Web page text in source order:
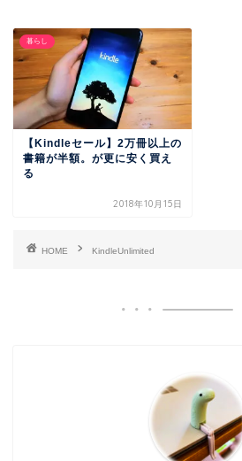
暮らし
【Kindleセール】2万冊以上の
書籍が半額。が更に安く買え
る
2018年10月15日
HOME KindleUnlimited